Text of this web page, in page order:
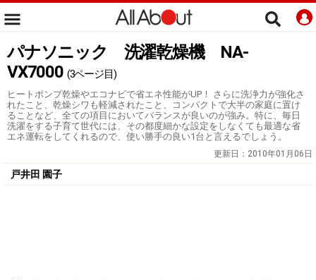
パナソニック 洗濯乾燥機 NA-
VX7000 (3ページ目)
ヒートポンプ乾燥やエコナビで省エネ性能がUP！ さらに洗浄力が強化さ
れたこと、乾燥シワも軽減されたこと、コンパクトで大半の家庭に置け
ることなど、全ての項目においてバランスが良いのが強み。特に、毎日
洗濯をする子育て世代には、その都度細かな設定をしなくても最適な省
エネ運転をしてくれるので、使い勝手の良い1台と言えるでしょう。
更新日： 2010年01月06日
戸井田 園子